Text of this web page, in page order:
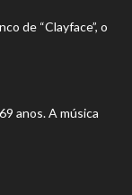
de “Clayface”, o
anos. A música